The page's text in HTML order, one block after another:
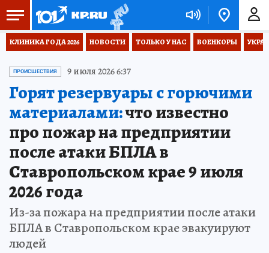
КЛИНИКА ГОДА 2026 НОВОСТИ ТОЛЬКО У НАС ВОЕНКОРЫ
ПРОИСШЕСТВИЯ 9 июля 2026 6:37
Горят резервуары с горючими
материалами:что известно
про пожар на предприятии
после атаки БПЛА в
Ставропольском крае 9 июля
2026 года
Из-за пожара на предприятии после атаки
БПЛА в Ставропольском крае эвакуируют
людей